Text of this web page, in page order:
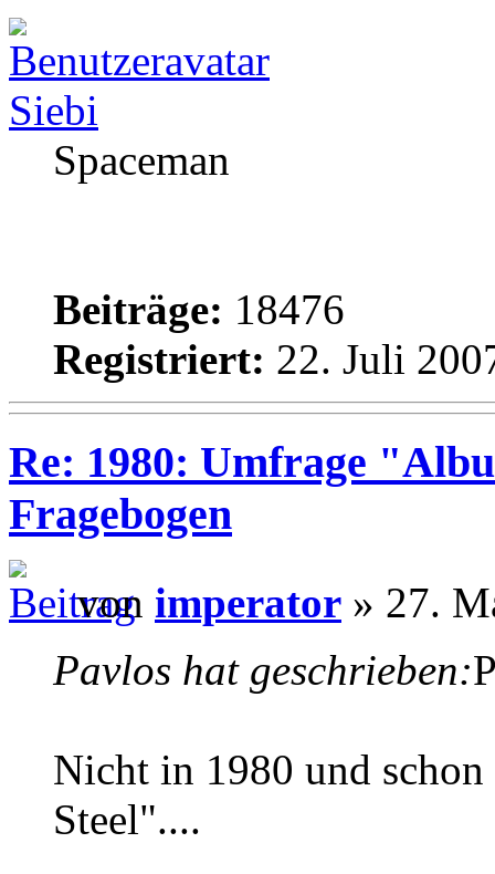
Siebi
Spaceman
Beiträge: 18476
Registriert: 22. Juli
Re: 1980: Umfrage
Fragebogen
von imperator » 27.
Pavlos hat geschrieben:
Nicht in 1980 und
Steel"....